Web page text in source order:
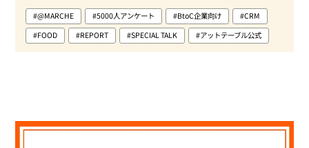
#@MARCHE #5000人アンケート #BtoC企業向け
#CRM
#FOOD
#REPORT #SPECIAL TALK
#アットテーブル公式
#アンケート
#ギフトパネル #サポート
#セミナー
#週末ひととき
#食卓分析